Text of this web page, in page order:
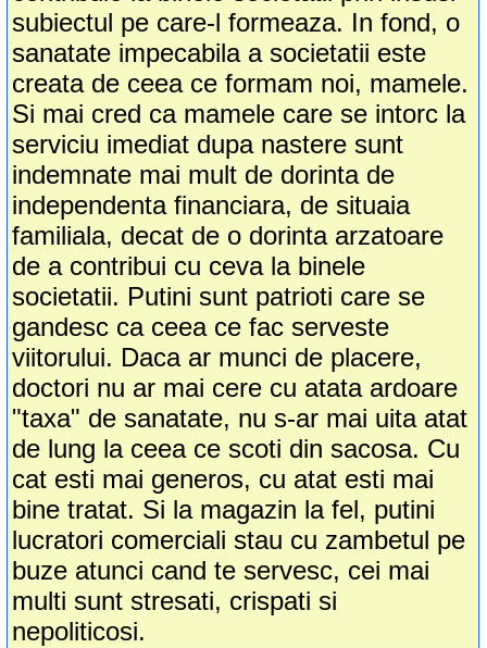
subiectul pe care-l formeaza. In fond, o
sanatate impecabila a societatii este
creata de ceea ce formam noi, mamele.
Si mai cred ca mamele care se intorc la
serviciu imediat dupa nastere sunt
indemnate mai mult de dorinta de
independenta financiara, de situaia
familiala, decat de o dorinta arzatoare
de a contribui cu ceva la binele
societatii. Putini sunt patrioti care se
gandesc ca ceea ce fac serveste
viitorului. Daca ar munci de placere,
doctori nu ar mai cere cu atata ardoare
"taxa" de sanatate, nu s-ar mai uita atat
de lung la ceea ce scoti din sacosa. Cu
cat esti mai generos, cu atat esti mai
bine tratat. Si la magazin la fel, putini
lucratori comerciali stau cu zambetul pe
buze atunci cand te servesc, cei mai
multi sunt stresati, crispati si
nepoliticosi.